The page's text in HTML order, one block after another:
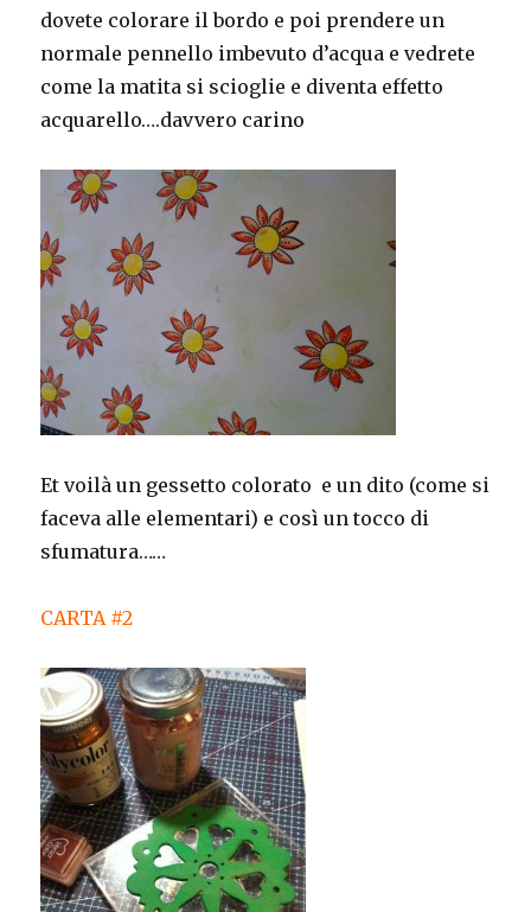
dovete colorare il bordo e poi prendere un
normale pennello imbevuto d’acqua e vedrete
come la matita si scioglie e diventa effetto
acquarello….davvero carino
Et voilà un gessetto colorato e un dito (come si
faceva alle elementari) e così un tocco di
sfumatura……
CARTA #2